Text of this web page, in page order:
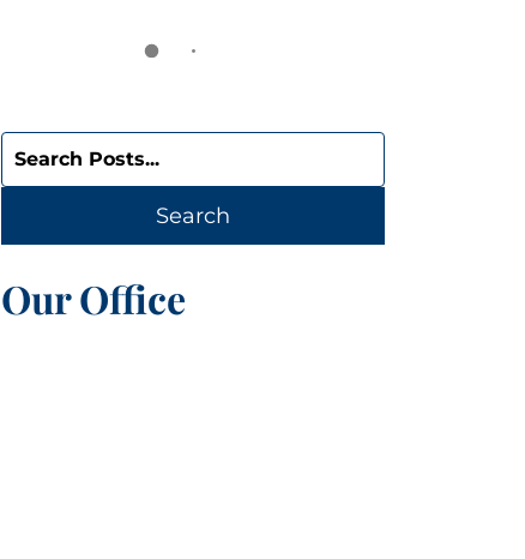
Search
blog
posts:
Search
Our Office